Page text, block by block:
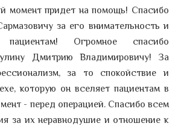
момент придет на помощь! Спасибо
за его внимательность и
Огромное спасибо
Дмитрию Владимировичу! За
за то спокойствие и
которую он вселяет пациентам в
- перед операцией. Спасибо всем
за их неравнодушие и отношение к